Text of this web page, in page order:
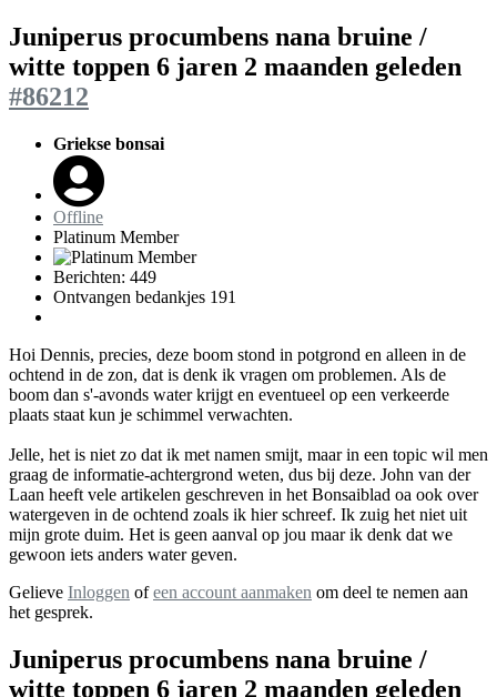
Juniperus procumbens nana bruine /
witte toppen 6 jaren 2 maanden geleden
#86212
Griekse bonsai
Offline
Platinum Member
Berichten: 449
Ontvangen bedankjes 191
Hoi Dennis, precies, deze boom stond in potgrond en alleen in de
ochtend in de zon, dat is denk ik vragen om problemen. Als de
boom dan s'-avonds water krijgt en eventueel op een verkeerde
plaats staat kun je schimmel verwachten.
Jelle, het is niet zo dat ik met namen smijt, maar in een topic wil men
graag de informatie-achtergrond weten, dus bij deze. John van der
Laan heeft vele artikelen geschreven in het Bonsaiblad oa ook over
watergeven in de ochtend zoals ik hier schreef. Ik zuig het niet uit
mijn grote duim. Het is geen aanval op jou maar ik denk dat we
gewoon iets anders water geven.
Gelieve Inloggen ofeen account aanmaken om deel te nemen aan
het gesprek.
Juniperus procumbens nana bruine /
witte toppen 6 jaren 2 maanden geleden